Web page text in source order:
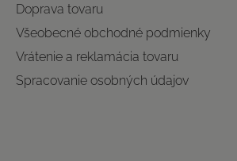
Doprava tovaru
Všeobecné obchodné podmienky
Vrátenie a reklamácia tovaru
Spracovanie osobných údajov